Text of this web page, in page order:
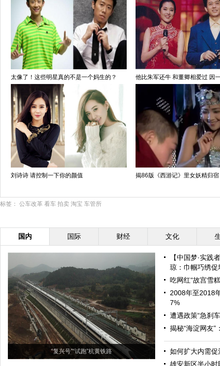
太像了！这些明星真的不是一个妈生的？ 他比朱军还牛 和董卿相爱过 因
刘诗诗 请控制一下你的颜值 揭86版《西游记》里女妖精归
标签： 公车改革 看车 拍卖 淘宝 车管所
国内 国际 财经 文化
“复兴号”“试跑”杭黄铁路
【中国梦·实践
琼：巾帼巧绣促
吃网红“故宫雪
2008年至2018
7%
遭遇政策“急刹
揭秘“海淀网友
如何扩大内需促
雄安新区半小